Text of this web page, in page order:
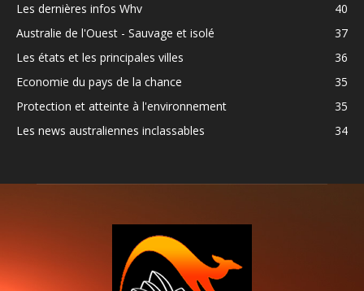
Les dernières infos Whv
40
Australie de l'Ouest - Sauvage et isolé
37
Les états et les principales villes
36
Economie du pays de la chance
35
Protection et atteinte à l'environnement
35
Les news australiennes inclassables
34